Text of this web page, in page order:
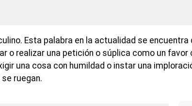
Esta palabra en la actualidad se encuentra
o realizar una petición o súplica como un favor
una cosa con humildad o instar una
ruegan.